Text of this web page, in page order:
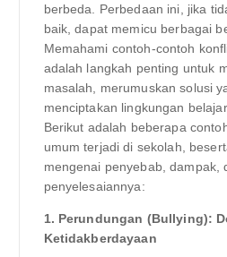
berbeda. Perbedaan ini, jika
baik, dapat memicu berbagai
Memahami contoh-contoh
adalah langkah penting untuk
masalah, merumuskan solusi
menciptakan lingkungan
Berikut adalah beberapa
umum terjadi di sekolah,
mengenai penyebab, dampak,
penyelesaiannya:
1. Perundungan (Bullying):
Ketidakberdayaan